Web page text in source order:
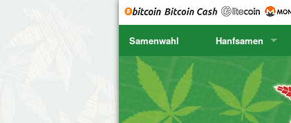
Samenwahl Hanfsamen
SENSI SEEDS
SENSI SEEDS RESEARCH